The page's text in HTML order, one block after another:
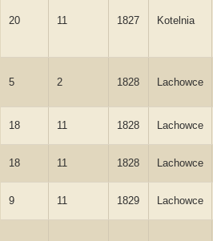
20 11 1827 Kotelnia
5 2 1828 Lachowce
18 11 1828 Lachowce
18 11 1828 Lachowce
9 11 1829 Lachowce